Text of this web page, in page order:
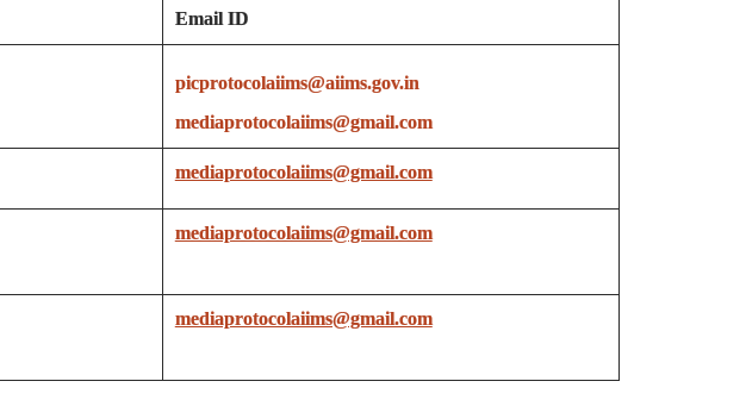
Email ID
picprotocolaiims@aiims.gov.in
mediaprotocolaiims@gmail.com
mediaprotocolaiims@gmail.com
mediaprotocolaiims@gmail.com
mediaprotocolaiims@gmail.com